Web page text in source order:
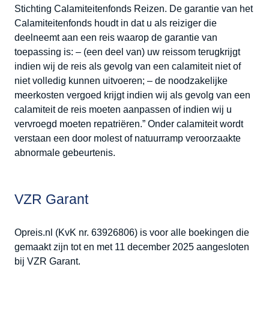
Stichting Calamiteitenfonds Reizen. De garantie van het
Calamiteitenfonds houdt in dat u als reiziger die
deelneemt aan een reis waarop de garantie van
toepassing is: – (een deel van) uw reissom terugkrijgt
indien wij de reis als gevolg van een calamiteit niet of
niet volledig kunnen uitvoeren; – de noodzakelijke
meerkosten vergoed krijgt indien wij als gevolg van een
calamiteit de reis moeten aanpassen of indien wij u
vervroegd moeten repatriëren.” Onder calamiteit wordt
verstaan een door molest of natuurramp veroorzaakte
abnormale gebeurtenis.
VZR Garant
Opreis.nl (KvK nr. 63926806) is voor alle boekingen die
gemaakt zijn tot en met 11 december 2025 aangesloten
bij VZR Garant.